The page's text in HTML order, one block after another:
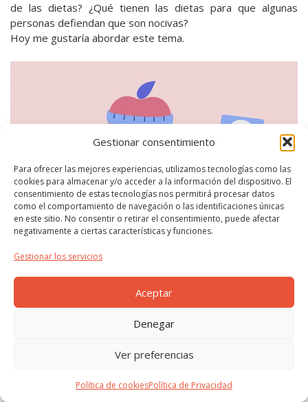
Gestionar consentimiento
Para ofrecer las mejores experiencias, utilizamos tecnologías como las
cookies para almacenar y/o acceder a la información del dispositivo. El
consentimiento de estas tecnologías nos permitirá procesar datos
como el comportamiento de navegación o las identificaciones únicas
en este sitio. No consentir o retirar el consentimiento, puede afectar
negativamente a ciertas características y funciones.
Gestionar los servicios
Aceptar
Denegar
Ver preferencias
Política de cookiesPolítica de Privacidad
de las dietas? ¿Qué tienen las dietas para que algunas
personas defiendan que son nocivas?
Hoy me gustaría abordar este tema.
©2026 Todos los derechos reservados ·